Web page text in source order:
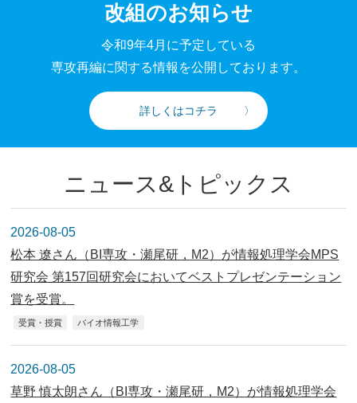
改組のお知らせ
令和9年4月に予定している
専攻再編に関する情報を公開しております。
詳しくはコチラ
ニュース&トピックス
2026-08-05
松本 遼さん（BI専攻・瀬尾研，M2）が情報処理学会MPS
研究会 第157回研究会においてベストプレゼンテーション
賞を受賞。
受賞・授賞 バイオ情報工学
2026-08-05
草野 慎太朗さん（BI専攻・瀬尾研，M2）が情報処理学会